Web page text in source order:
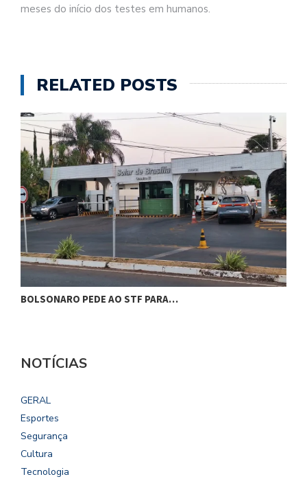
meses do início dos testes em humanos.
RELATED POSTS
BOLSONARO PEDE AO STF PARA…
NOTÍCIAS
GERAL
Esportes
Segurança
Cultura
Tecnologia